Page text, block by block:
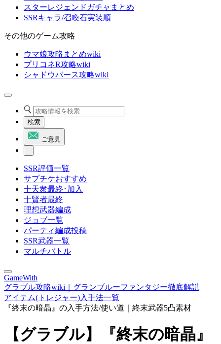
スターレジェンドガチャまとめ
SSRキャラ/召喚石実装順
その他のゲーム攻略
ウマ娘攻略まとめwiki
プリコネR攻略wiki
シャドウバース攻略wiki
検索
ご意見
SSR評価一覧
サプチケおすすめ
十天衆最終･加入
十賢者最終
理想武器編成
ジョブ一覧
パーティ編成投稿
SSR武器一覧
マルチバトル
GameWith
グラブル攻略wiki｜グランブルーファンタジー徹底解説
アイテム(トレジャー)入手法一覧
『終末の暗晶』の入手方法/使い道｜終末武器5凸素材
【グラブル】『終末の暗晶』